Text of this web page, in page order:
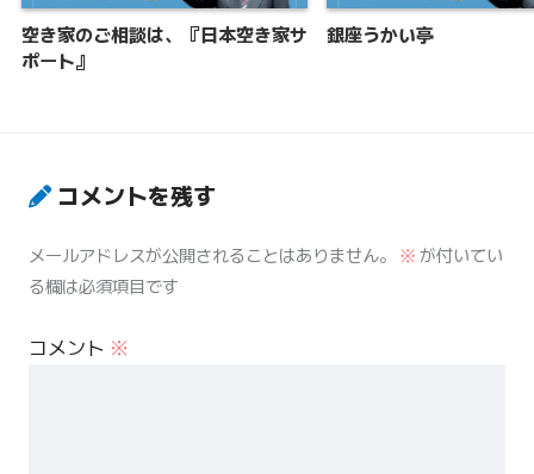
空き家のご相談は、『日本空き家サ
ポート』
銀座うかい亭
コメントを残す
メールアドレスが公開されることはありません。 ※が付いてい
る欄は必須項目です
コメント ※